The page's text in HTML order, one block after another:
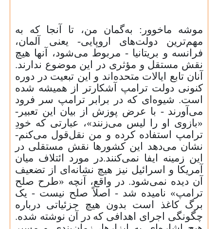
موشه ماخوور: به‌گمان من، تا آنجا که به
مهم‌ترین دولت‌های اروپایی- یعنی آلمان،
فرانسه و بریتانیا - مربوط می‌شود، آنها هیچ
نقش مستقل و مؤثری در این موضوع ندارند.
آنان تابع ایالات متحده‌اند و این تبعیت در دوره
کنونی دولت ترامپ آشکارتر از همیشه شده
است. شیوه‌ای که در برابر ترامپ سر فرود
می‌آورند - با عرض پوزش از بیان این تعبیر-
«بازوی او را لیس می‌زنند»، عبارتی که خودِ
ترامپ استفاده کرده و من نقل‌قول می‌کنم-
نشان می‌دهد این کشورها نقش مستقلی در
این زمینه ایفا نمی‌کنند.در مورد ائتلاف میان
آمریکا و اسرائیل نیز هیچ نشانه‌ای از تضعیف
آن دیده نمی‌شود. در واقع، آنچه «طرح صلح
ترامپ» نامیده شد - اصلاً صلح نیست - یک
برگ کاغذ است بدون هیچ جزئیاتی درباره
چگونگی اجرای اهدافی که در آن نوشته شده.